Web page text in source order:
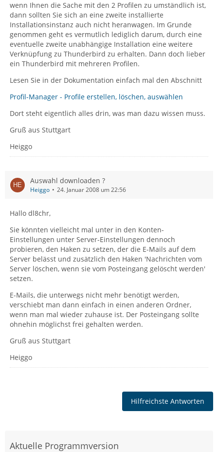
wenn Ihnen die Sache mit den 2 Profilen zu umständlich ist,
dann sollten Sie sich an eine zweite installierte
Installationsinstanz auch nicht heranwagen. Im Grunde
genommen geht es vermutlich lediglich darum, durch eine
eventuelle zweite unabhängige Installation eine weitere
Verknüpfung zu Thunderbird zu erhalten. Dann doch lieber
ein Thunderbird mit mehreren Profilen.
Lesen Sie in der Dokumentation einfach mal den Abschnitt
Profil-Manager - Profile erstellen, löschen, auswählen
Dort steht eigentlich alles drin, was man dazu wissen muss.
Gruß aus Stuttgart
Heiggo
Auswahl downloaden ?
Heiggo 24. Januar 2008 um 22:56
Hallo dl8chr,
Sie könnten vielleicht mal unter in den Konten-
Einstellungen unter Server-Einstellungen dennoch
probieren, den Haken zu setzen, der die E-Mails auf dem
Server belässt und zusätzlich den Haken 'Nachrichten vom
Server löschen, wenn sie vom Posteingang gelöscht werden'
setzen.
E-Mails, die unterwegs nicht mehr benötigt werden,
verschiebt man dann einfach in einen anderen Ordner,
wenn man mal wieder zuhause ist. Der Posteingang sollte
ohnehin möglichst frei gehalten werden.
Gruß aus Stuttgart
Heiggo
Hilfreichste Antworten
Aktuelle Programmversion